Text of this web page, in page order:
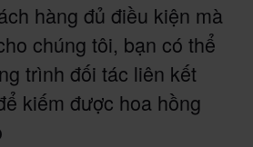
hàng đủ điều kiện mà
chúng tôi, bạn có thể
trình đối tác liên kết
kiếm được hoa hồng